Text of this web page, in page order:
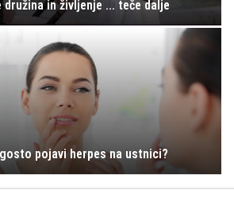
in življenje ... teče dalje
pojavi herpes na ustnici?